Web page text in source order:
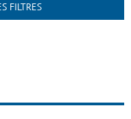
FILTRES